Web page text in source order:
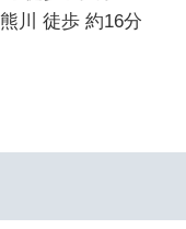
川 徒歩 約16分